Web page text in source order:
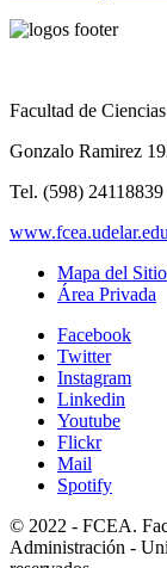
Facultad de
Gonzalo Ramirez
Tel. (598) 24118839
Mapa del Sitio
Área Privada
Facebook
Twitter
Instagram
Linkedin
Youtube
Flickr
Mail
Spotify
© 2022 - FCEA.
Administración -